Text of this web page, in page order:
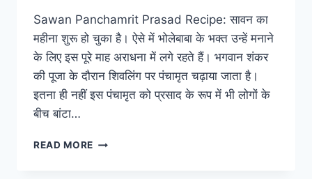
Sawan Panchamrit Prasad Recipe: सावन का
महीना शुरू हो चुका है। ऐसे में भोलेबाबा के भक्त उन्हें मनाने
के लिए इस पूरे माह अराधना में लगे रहते हैं। भगवान शंकर
की पूजा के दौरान शिवलिंग पर पंचामृत चढ़ाया जाता है।
इतना ही नहीं इस पंचामृत को प्रसाद के रूप में भी लोगों के
बीच बांटा…
READ MORE SAWAN